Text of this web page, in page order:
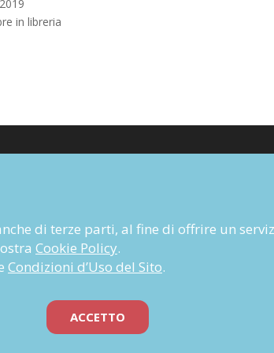
in libreria
uscite
di terze parti, al fine di offrire un
Cookie Policy.
Condizioni d’Uso del Sito.
ACCETTO